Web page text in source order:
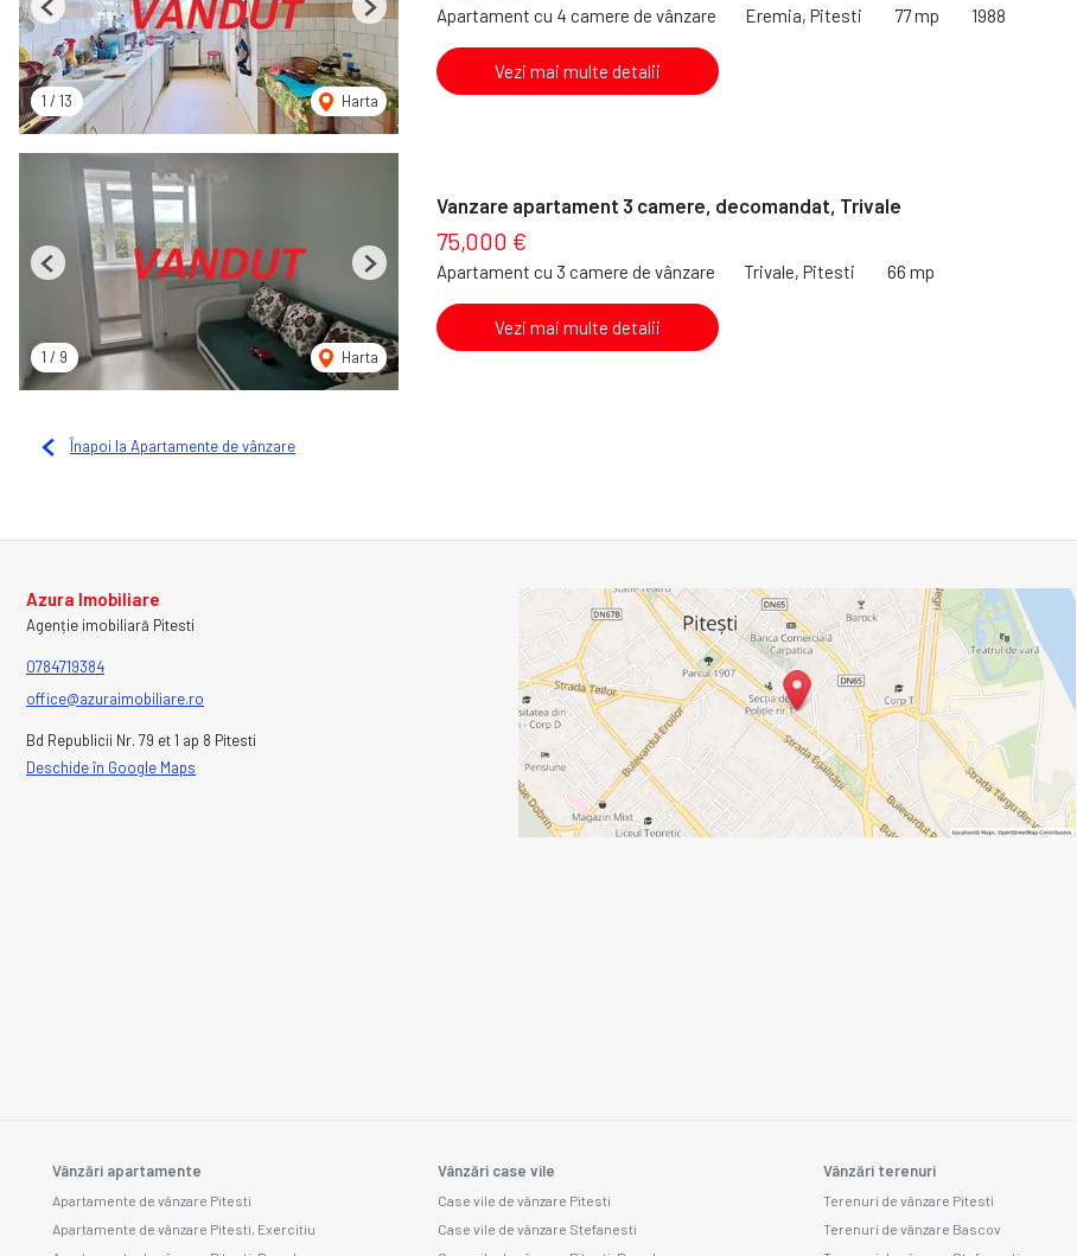
1 / 13 Harta
Previous Next Apartament cu 4 camere de vânzare Eremia, Pitesti 77 mp 1988
Vezi mai multe detalii
1 / 9 Harta
Previous Next
Vanzare apartament 3 camere, decomandat, Trivale
75,000 €
Apartament cu 3 camere de vânzare Trivale, Pitesti 66 mp
Vezi mai multe detalii
Înapoi la Apartamente de vânzare
Azura Imobiliare
Agenție imobiliară Pitesti
0784719384
office@azuraimobiliare.ro
Bd Republicii Nr. 79 et 1 ap 8 Pitesti
Deschide în Google Maps
Vânzări apartamente
Apartamente de vânzare Pitesti
Apartamente de vânzare Pitesti, Exercitiu
Vânzări case vile
Case vile de vânzare Pitesti
Case vile de vânzare Stefanesti
Vânzări terenuri
Terenuri de vânzare Pitesti
Terenuri de vânzare Bascov